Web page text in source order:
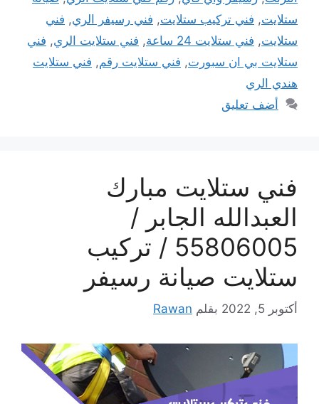
ستلايت, فني تركيب ستلايت, فني رسيفر الري, فني
ستلايت, فني ستلايت 24 ساعة , فني ستلايت الري, فني
ستلايت بي ان سبورت, فني ستلايت رقم, فني ستلايت
هندي الري
أضف تعليق
فني ستلايت مبارك
العبدالله الجابر /
55806005 / تركيب
ستلايت صيانة رسيفر
أكتوبر 5, 2022 بقلم Rawan